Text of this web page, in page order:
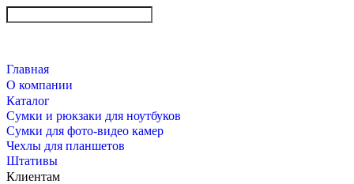
Главная
О компании
Каталог
Сумки и рюкзаки для ноутбуков
Сумки для фото-видео камер
Чехлы для планшетов
Штативы
Клиентам